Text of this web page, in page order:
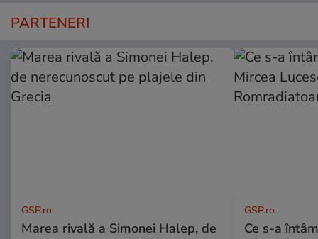
PARTENERI
GSP.ro
Marea rivală a Simonei Halep, de
GSP.ro
Ce s-a